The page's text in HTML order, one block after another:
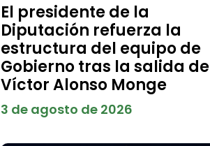
El presidente de la
Diputación refuerza la
estructura del equipo de
Gobierno tras la salida de
Víctor Alonso Monge
3 de agosto de 2026